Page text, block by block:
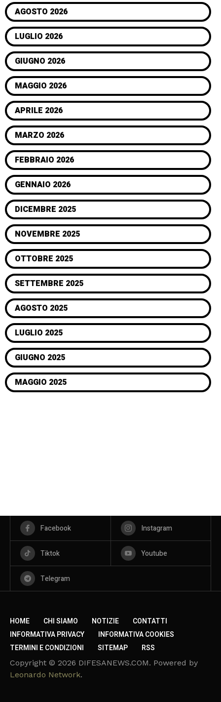
AGOSTO 2026
LUGLIO 2026
GIUGNO 2026
MAGGIO 2026
APRILE 2026
MARZO 2026
FEBBRAIO 2026
GENNAIO 2026
DICEMBRE 2025
NOVEMBRE 2025
OTTOBRE 2025
SETTEMBRE 2025
AGOSTO 2025
LUGLIO 2025
GIUGNO 2025
MAGGIO 2025
Facebook Instagram
Tiktok Youtube
Telegram
HOME CHI SIAMO NOTIZIE
CONTATTI
INFORMATIVA PRIVACY
INFORMATIVA COOKIES
TERMINI E CONDIZIONI
SITEMAP RSS
Copyright © 2026 DIFESANEWS.COM. Powered by
Leonardo Network.